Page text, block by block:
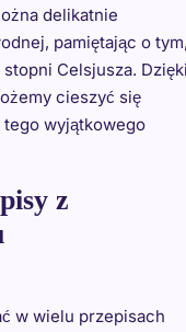
delikatnie
pamiętając o
Celsjusza.
cieszyć się
wyjątkowego
z
w wielu przepisach